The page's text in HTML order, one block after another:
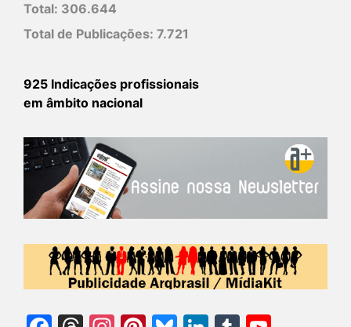
Total: 306.644
Total de Publicações: 7.721
925 Indicações profissionais
em âmbito nacional